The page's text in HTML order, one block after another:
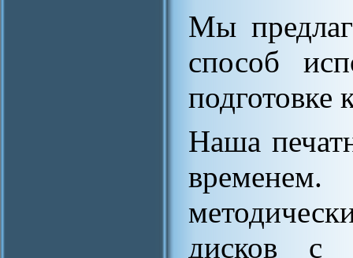
Мы
способ
подготовке
Наша
дисков с